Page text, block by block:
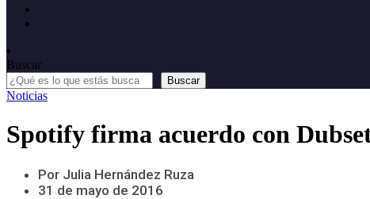
Buscar
Buscar
Noticias
Spotify firma acuerdo con
Por Julia Hernández Ruza
31 de mayo de 2016